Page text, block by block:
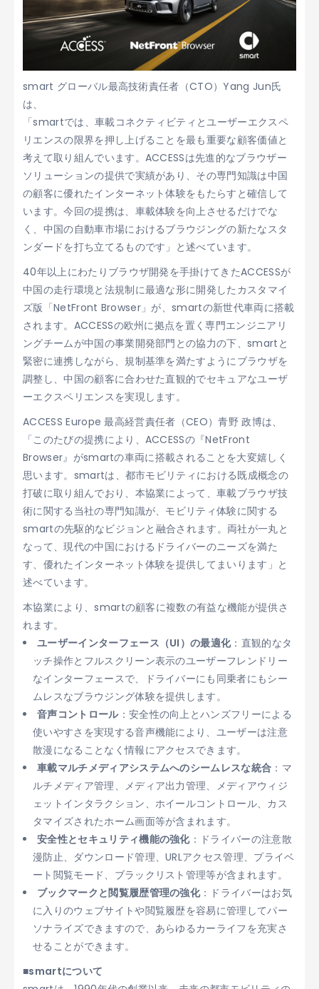
smart グローバル最高技術責任者（CTO）Yang Jun氏
は、
「smartでは、車載コネクティビティとユーザーエクスペ
リエンスの限界を押し上げることを最も重要な顧客価値と
考えて取り組んでいます。ACCESSは先進的なブラウザー
ソリューションの提供で実績があり、その専門知識は中国
の顧客に優れたインターネット体験をもたらすと確信して
います。今回の提携は、車載体験を向上させるだけでな
く、中国の自動車市場におけるブラウジングの新たなスタ
ンダードを打ち立てるものです」と述べています。
40年以上にわたりブラウザ開発を手掛けてきたACCESSが
中国の走行環境と法規制に最適な形に開発したカスタマイ
ズ版「NetFront Browser」が、smartの新世代車両に搭載
されます。ACCESSの欧州に拠点を置く専門エンジニアリ
ングチームが中国の事業開発部門との協力の下、smartと
緊密に連携しながら、規制基準を満たすようにブラウザを
調整し、中国の顧客に合わせた直観的でセキュアなユーザ
ーエクスペリエンスを実現します。
ACCESS Europe 最高経営責任者（CEO）青野 政博は、
「このたびの提携により、ACCESSの『NetFront
Browser』がsmartの車両に搭載されることを大変嬉しく
思います。smartは、都市モビリティにおける既成概念の
打破に取り組んでおり、本協業によって、車載ブラウザ技
術に関する当社の専門知識が、モビリティ体験に関する
smartの先駆的なビジョンと融合されます。両社が一丸と
なって、現代の中国におけるドライバーのニーズを満た
す、優れたインターネット体験を提供してまいります」と
述べています。
本協業により、smartの顧客に複数の有益な機能が提供さ
れます。
ユーザーインターフェース（UI）の最適化：直観的なタ
ッチ操作とフルスクリーン表示のユーザーフレンドリー
なインターフェースで、ドライバーにも同乗者にもシー
ムレスなブラウジング体験を提供します。
音声コントロール：安全性の向上とハンズフリーによる
使いやすさを実現する音声機能により、ユーザーは注意
散漫になることなく情報にアクセスできます。
車載マルチメディアシステムへのシームレスな統合 ：マ
ルチメディア管理、メディア出力管理、メディアウィジ
ェットインタラクション、ホイールコントロール、カス
タマイズされたホーム画面等が含まれます。
安全性とセキュリティ機能の強化：ドライバーの注意散
漫防止、ダウンロード管理、URLアクセス管理、プライベ
ート閲覧モード、ブラックリスト管理等が含まれます。
ブックマークと閲覧履歴管理の強化：ドライバーはお気
に入りのウェブサイトや閲覧履歴を容易に管理してパー
ソナライズできますので、あらゆるカーライフを充実さ
せることができます。
■smartについて